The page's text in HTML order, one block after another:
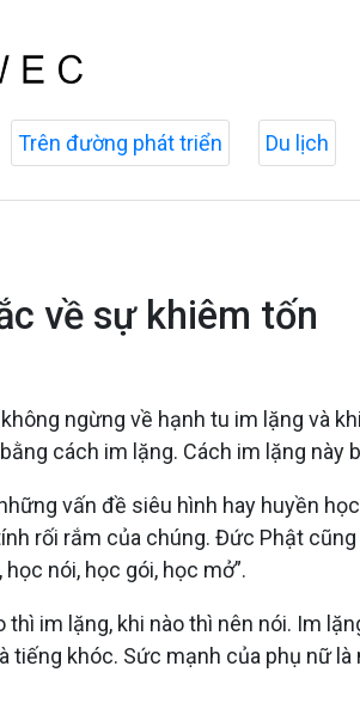
Trên đường phát triển Du lịch
về sự khiêm tốn
ngừng về hạnh tu im lặng và
cách im lặng. Cách im lặng này
vấn đề siêu hình hay huyền
rối rắm của chúng. Đức Phật
nói, học gói, học mở”.
thì im lặng, khi nào thì nên nói. Im
tiếng khóc. Sức mạnh của phụ nữ